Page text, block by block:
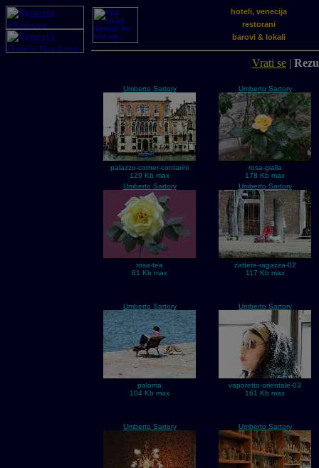
hoteli, venecija
restorani
barovi & lokali
Vrati se|
Umberto Sartory
palazzo-corner-contarini
129 Kb max
Umberto Sartory
rosa-gialla
178 Kb max
Umberto Sartory
rosa-tea
81 Kb max
Umberto Sartory
zattere-ragazza-02
117 Kb max
Umberto Sartory
paloma
104 Kb max
Umberto Sartory
vaporetto-orientale-03
161 Kb max
Umberto Sartory Umberto Sartory